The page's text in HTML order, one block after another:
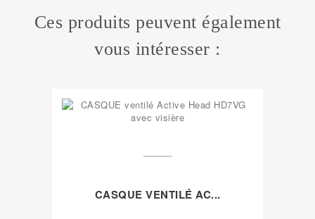
Ces produits peuvent également
vous intéresser :
CASQUE VENTILÉ AC...